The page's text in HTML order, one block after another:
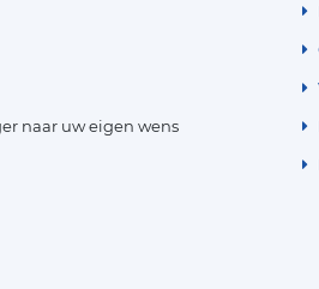
naar uw eigen wens